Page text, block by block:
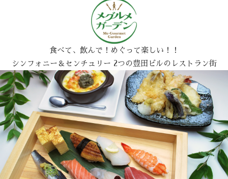
食べて、飲んで！めぐって楽しい！！
シンフォニー＆センチュリー 2つの豊田ビルのレストラン街